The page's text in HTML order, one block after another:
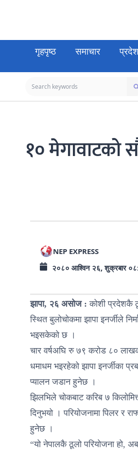
गृहपृष्ठ समाचार प्रदेश
१० मेगावाटको
NEP EXPRESS
२०८० आश्विन २६, शुक्रबार
झापा, २६ असोज : कोशी प्रदेशकै
स्थित बुलोचोकमा झापा इनर्जीले
भइसकेको छ ।
चार वर्षअघि रु ७९ करोड ८० लाखको
धमाधम भइरहेको झापा इनर्जीका
प्यालन जडान हुनेछ ।
झिलभिले चोकबाट करिब ७
दिनुभयो । परियोजनामा पिलर र
हुनेछ ।
“यो नेपालकै ठूलो परियोजना हो,